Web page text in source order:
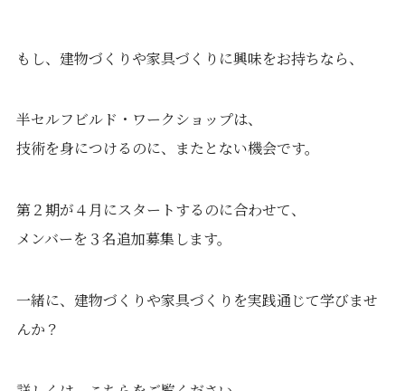
もし、建物づくりや家具づくりに興味をお持ちなら、
半セルフビルド・ワークショップは、
技術を身につけるのに、またとない機会です。
第２期が４月にスタートするのに合わせて、
メンバーを３名追加募集します。
一緒に、建物づくりや家具づくりを実践通じて学びませ
んか？